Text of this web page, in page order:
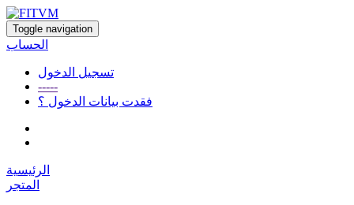
Toggle navigation
الحساب
تسجيل الدخول
-----
فقدت بيانات الدخول ؟
الرئيسية
المتجر